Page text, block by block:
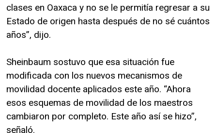
clases en Oaxaca y no se le permitía regresar a su
Estado de origen hasta después de no sé cuántos
años”, dijo.
Sheinbaum sostuvo que esa situación fue
modificada con los nuevos mecanismos de
movilidad docente aplicados este año. “Ahora
esos esquemas de movilidad de los maestros
cambiaron por completo. Este año así se hizo”,
señaló.